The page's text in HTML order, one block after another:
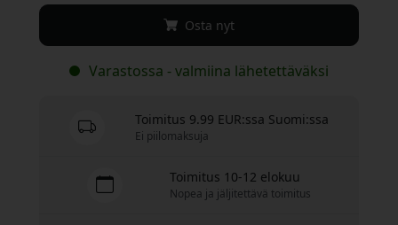
Osta nyt
Varastossa - valmiina lähetettäväksi
Toimitus 9.99 EUR:ssa Suomi:ssa
Ei piilomaksuja
Toimitus 10-12 elokuu
Nopea ja jäljitettävä toimitus